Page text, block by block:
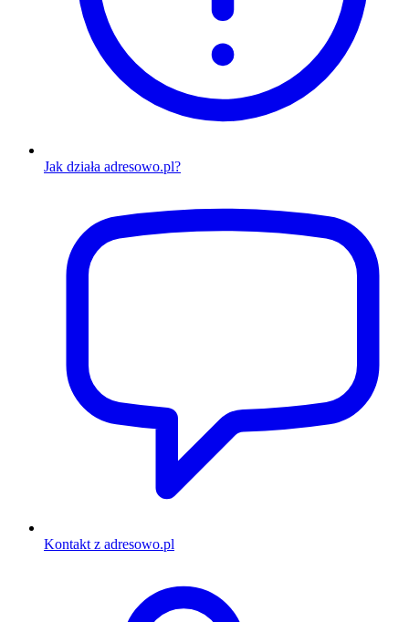
Jak działa adresowo.pl?
Kontakt z adresowo.pl